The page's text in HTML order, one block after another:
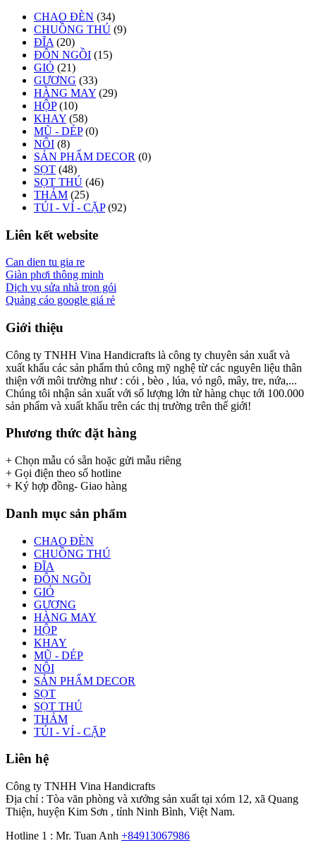
CHAO ĐÈN (34)
CHUỒNG THÚ (9)
ĐĨA (20)
ĐÔN NGỒI (15)
GIỎ (21)
GƯƠNG (33)
HÀNG MAY (29)
HỘP (10)
KHAY (58)
MŨ - DÉP (0)
NÔI (8)
SẢN PHẨM DECOR (0)
SỌT (48)
SỌT THÚ (46)
THẢM (25)
TÚI - VÍ - CẶP (92)
Liên kết website
Can dien tu gia re
Giàn phơi thông minh
Dịch vụ sửa nhà trọn gói
Quảng cáo google giá rẻ
Giới thiệu
Công ty TNHH Vina Handicrafts là công ty chuyên sản xuất và
xuất khẩu các sản phẩm thủ công mỹ nghệ từ các nguyên liệu thân
thiện với môi trường như : cói , bèo , lúa, vỏ ngô, mây, tre, nứa,...
Chúng tôi nhận sản xuất với số lượng lớn từ hàng chục tới 100.000
sản phẩm và xuất khẩu trên các thị trường trên thế giới!
Phương thức đặt hàng
+ Chọn mẫu có sẵn hoặc gửi mẫu riêng
+ Gọi điện theo số hotline
+ Ký hợp đồng- Giao hàng
Danh mục sản phẩm
CHAO ĐÈN
CHUỒNG THÚ
ĐĨA
ĐÔN NGỒI
GIỎ
GƯƠNG
HÀNG MAY
HỘP
KHAY
MŨ - DÉP
NÔI
SẢN PHẨM DECOR
SỌT
SỌT THÚ
THẢM
TÚI - VÍ - CẶP
Liên hệ
Công ty TNHH Vina Handicrafts
Địa chỉ : Tòa văn phòng và xưởng sản xuất tại xóm 12, xã Quang
Thiện, huyện Kim Sơn , tỉnh Ninh Bình, Việt Nam.
Hotline 1 : Mr. Tuan Anh +84913067986